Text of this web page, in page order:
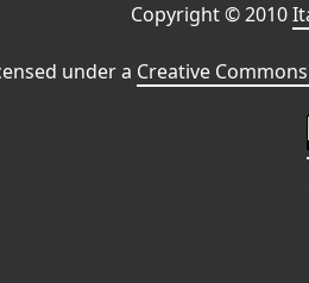
Copyright © 2010
under a Creative